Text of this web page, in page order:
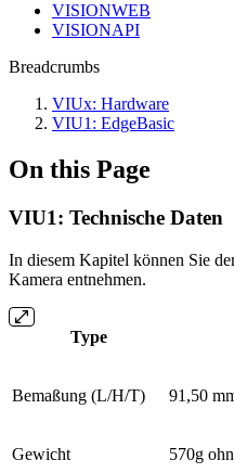
VISIONWEB
VISIONAPI
Breadcrumbs
VIUx: Hardware
VIU1: EdgeBasic
On this Page
VIU1: Technische Daten
In diesem Kapitel können Sie
Kamera entnehmen.
Type
Bemaßung (L/H/T) 91,50
Gewicht 570g